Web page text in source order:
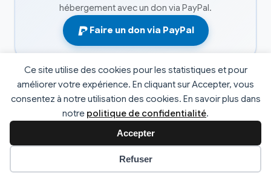
Ce site utilise des cookies pour les statistiques et pour
améliorer votre expérience. En cliquant sur Accepter, vous
consentez à notre utilisation des cookies. En savoir plus dans
notre politique de confidentialité.
Accepter
Refuser
Préférences des cookies
hébergement avec un don via PayPal.
Faire un don via PayPal
© 2026 L'atelier informatique. Tous droits réservés. |
Fabrice Faucheux
Politique de Confidentialité